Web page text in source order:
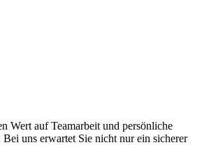
Wert auf Teamarbeit und persönliche
uns erwartet Sie nicht nur ein sicherer